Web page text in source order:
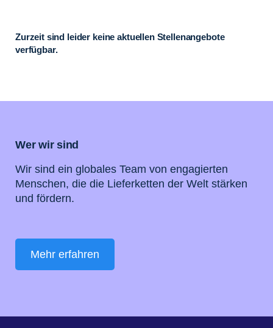
Zurzeit sind leider keine aktuellen Stellenangebote
verfügbar.
Wer wir sind
Wir sind ein globales Team von engagierten
Menschen, die die Lieferketten der Welt stärken
und fördern.
Mehr erfahren